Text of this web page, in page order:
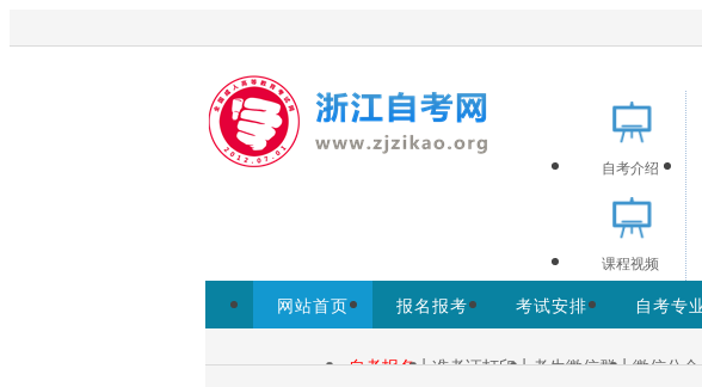
欢迎访问浙江自考网！为考生提供浙江自考信息服
www.zjzs.net为准。
自考介绍
课程视频
网站首页 报名报考 考试安排 自考专
自考报名 | 准考证打印 | 考生微信群 | 微信公